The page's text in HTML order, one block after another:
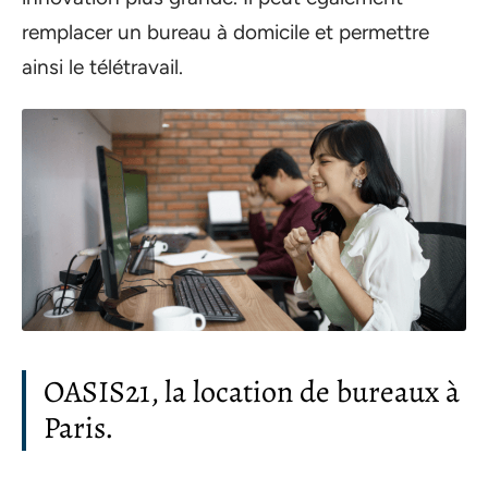
remplacer un bureau à domicile et permettre
ainsi le télétravail.
OASIS21, la location de bureaux à
Paris.